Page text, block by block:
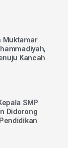
Muktamar
Kancah
SMP
Didorong